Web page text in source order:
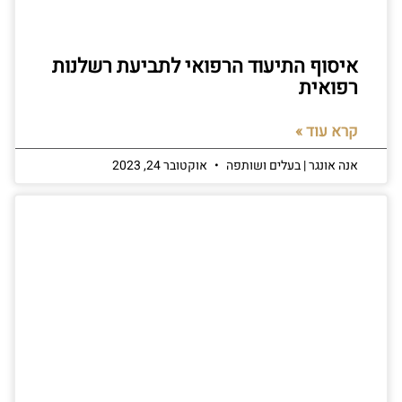
איסוף התיעוד הרפואי לתביעת רשלנות
רפואית
קרא עוד »
אנה אונגר | בעלים ושותפה אוקטובר 24, 2023